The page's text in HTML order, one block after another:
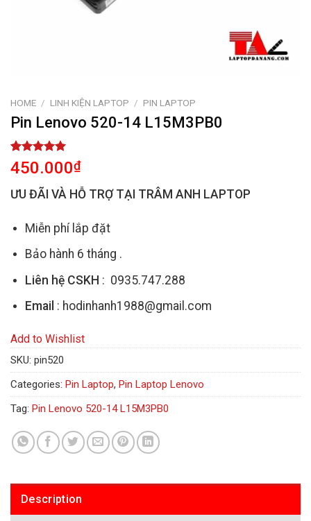
HOME / LINH KIỆN LAPTOP / PIN LAPTOP
Pin Lenovo 520-14 L15M3PB0
Rated
5.00
out of 5
based on
1
customer
450.000₫
ƯU ĐÃI VÀ HỖ TRỢ TẠI TRÂM ANH LAPTOP
Miễn phí lắp đặt
Bảo hành 6 tháng .
Liên hệ CSKH : 0935.747.288
Email : hodinhanh1988@gmail.com
Add to Wishlist
SKU: pin520
Categories: Pin Laptop, Pin Laptop Lenovo
Tag: Pin Lenovo 520-14 L15M3PB0
Description